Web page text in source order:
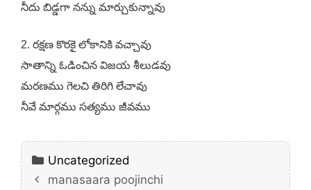
నీదు బిడ్డగా నన్ను మార్చుకున్నావు
2. రక్షణ కొరకై లోకానికి వచ్చావు
సాతాన్ని ఓడించిన విజయ శీలుడవు
మరణము గెలచి తిరిగి లేచావు
నీవే మార్గము సత్యము జీవము
Categories
Uncategorized
manasaara poojinchi